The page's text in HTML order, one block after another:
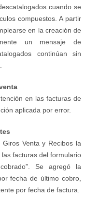
cuando se
compuestos. A partir
en la creación de
un mensaje de
continúan sin
en las facturas de
aplicada por error.
Venta y Recibos la
las facturas del formulario
Se agregó la
fecha de último cobro,
por fecha de factura.